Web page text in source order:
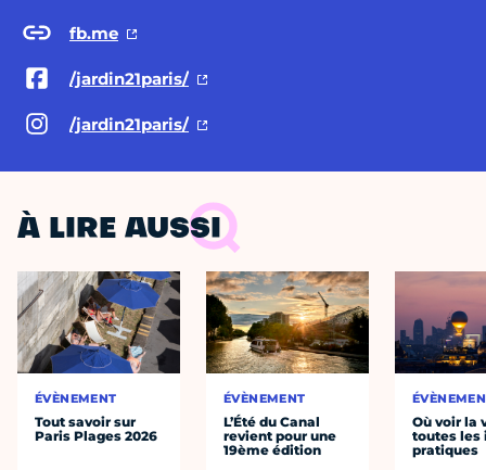
fb.me
/jardin21paris/
/jardin21paris/
À LIRE AUSSI
ÉVÈNEMENT
Tout savoir sur
Paris Plages 2026
ÉVÈNEMENT
L’Été du Canal
revient pour une
19ème édition
Où voir la
toutes les
pratiques